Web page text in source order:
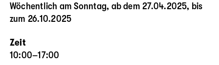
Wöchentlich am Sonntag, ab dem 27.04.2025, bis
zum 26.10.2025
Zeit
10:00–17:00